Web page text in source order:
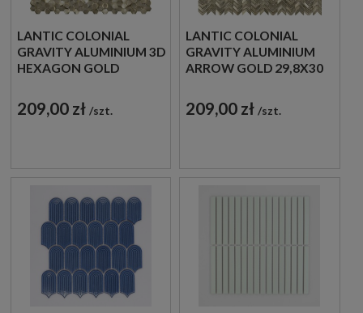
LANTIC COLONIAL
GRAVITY ALUMINIUM 3D
HEXAGON GOLD
MOZAIKA METALOWA
SZCZOTKOWANA
209,00 zł szt.
LANTIC COLONIAL
GRAVITY ALUMINIUM
ARROW GOLD 29,8X30
DEKORACYJNA
ŚCIENNA
209,00 zł szt.